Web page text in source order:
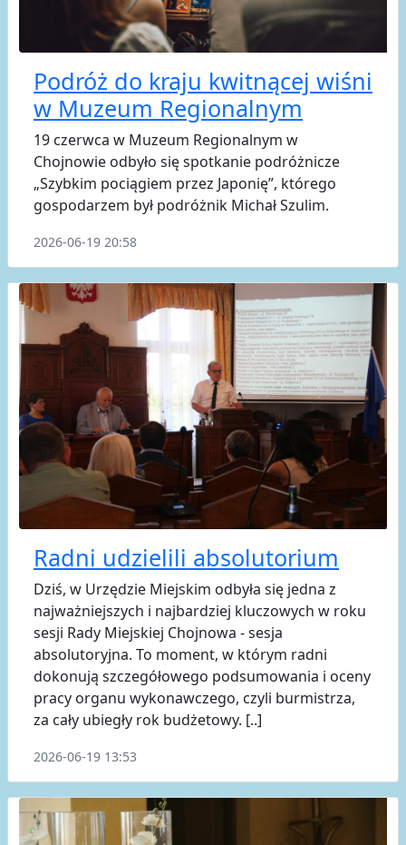
Podróż do kraju kwitnącej wiśni
w Muzeum Regionalnym
19 czerwca w Muzeum Regionalnym w
Chojnowie odbyło się spotkanie podróżnicze
„Szybkim pociągiem przez Japonię”, którego
gospodarzem był podróżnik Michał Szulim.
2026-06-19 20:58
Radni udzielili absolutorium
Dziś, w Urzędzie Miejskim odbyła się jedna z
najważniejszych i najbardziej kluczowych w roku
sesji Rady Miejskiej Chojnowa - sesja
absolutoryjna. To moment, w którym radni
dokonują szczegółowego podsumowania i oceny
pracy organu wykonawczego, czyli burmistrza,
za cały ubiegły rok budżetowy. [..]
2026-06-19 13:53